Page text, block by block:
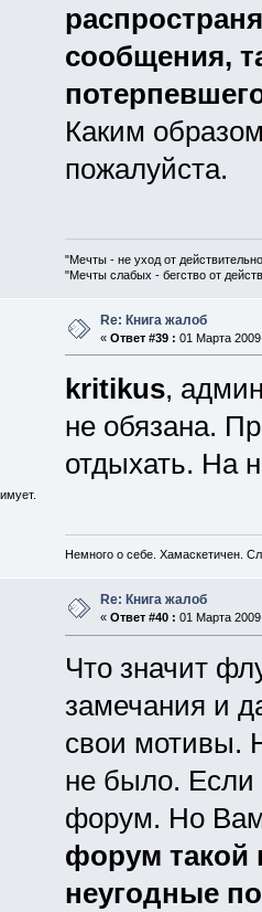
сообщения,
Каким
пожалуйста.
"Мечты - не уход от
"Мечты слабых - бегство от
Re: Книга жалоб
« Ответ #39 : 01 Марта
kritikus,
не обязана.
отдыхать. На
Немного о себе. Хамаскетичен.
Re: Книга жалоб
« Ответ #40 : 01 Марта
Что значит
замечания и
свои мотивы.
не было. Если
форум. Но Вам
форум такой
неугодные